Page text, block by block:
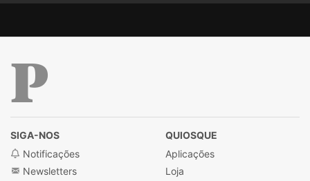
SIGA-NOS
Notificações
Newsletters
QUIOSQUE
Aplicações
Loja